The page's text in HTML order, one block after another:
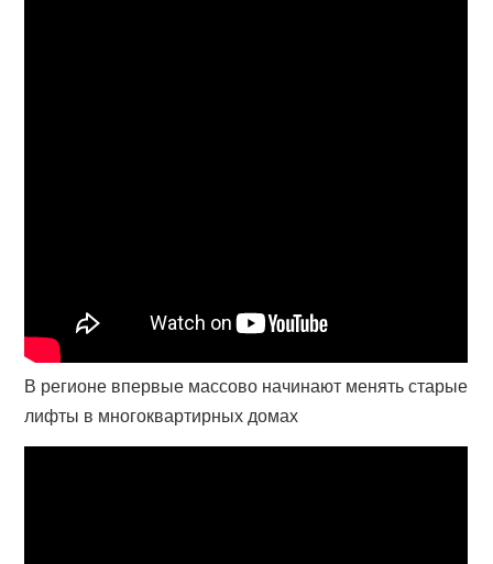
В регионе впервые массово начинают менять старые
лифты в многоквартирных домах